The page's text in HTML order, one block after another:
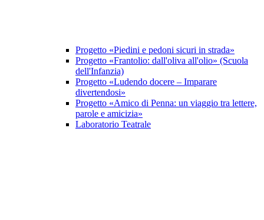
Progetto «Piedini e pedoni sicuri in strada»
Progetto «Frantolio: dall'oliva all'olio» (Scuola
dell'Infanzia)
Progetto «Ludendo docere – Imparare
divertendosi»
Progetto «Amico di Penna: un viaggio tra lettere,
parole e amicizia»
Laboratorio Teatrale